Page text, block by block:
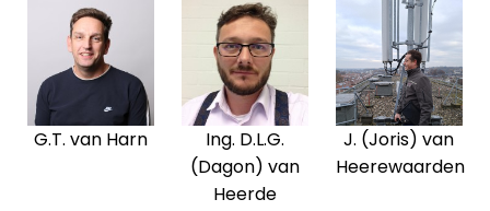
G.T. van Harn
Ing. D.L.G.
(Dagon) van
Heerde
J. (Joris) van
Heerewaarden